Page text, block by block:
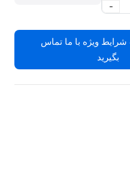
-
شرایط ویژه با ما تماس
بگیرید